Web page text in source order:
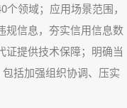
领域；应用场景范围，
规信息，夯实信用信息数
证提供技术保障；明确当
括加强组织协调、压实